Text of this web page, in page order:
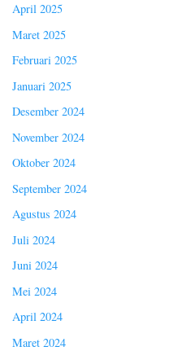
April 2025
Maret 2025
Februari 2025
Januari 2025
Desember 2024
November 2024
Oktober 2024
September 2024
Agustus 2024
Juli 2024
Juni 2024
Mei 2024
April 2024
Maret 2024